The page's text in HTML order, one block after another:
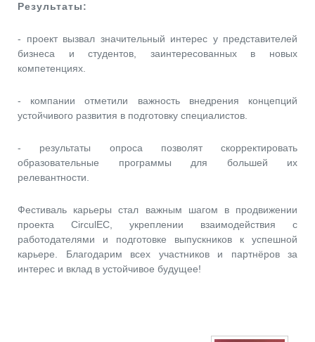
Результаты:
- проект вызвал значительный интерес у представителей
бизнеса и студентов, заинтересованных в новых
компетенциях.
- компании отметили важность внедрения концепций
устойчивого развития в подготовку специалистов.
- результаты опроса позволят скорректировать
образовательные программы для большей их
релевантности.
Фестиваль карьеры стал важным шагом в продвижении
проекта CirculEC, укреплении взаимодействия с
работодателями и подготовке выпускников к успешной
карьере. Благодарим всех участников и партнёров за
интерес и вклад в устойчивое будущее!